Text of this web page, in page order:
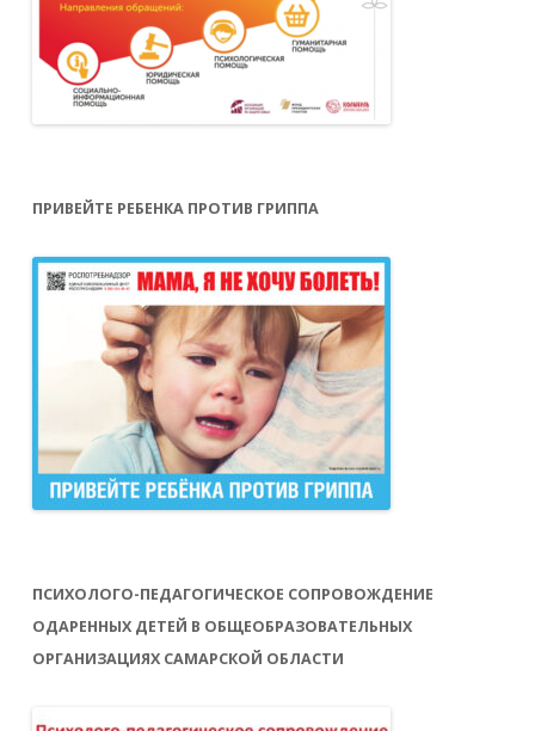
ПРИВЕЙТЕ РЕБЕНКА ПРОТИВ ГРИППА
ПСИХОЛОГО-ПЕДАГОГИЧЕСКОЕ СОПРОВОЖДЕНИЕ
ОДАРЕННЫХ ДЕТЕЙ В ОБЩЕОБРАЗОВАТЕЛЬНЫХ
ОРГАНИЗАЦИЯХ САМАРСКОЙ ОБЛАСТИ